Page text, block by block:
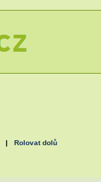
| Rolovat dolů